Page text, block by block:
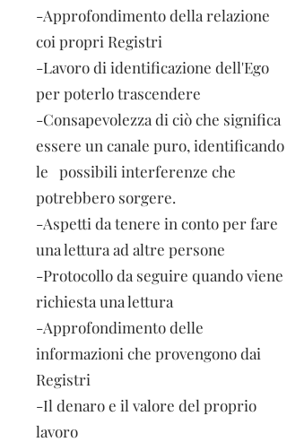
-Approfondimento della relazione
coi propri Registri
-Lavoro di identificazione dell'Ego
per poterlo trascendere
-Consapevolezza di ciò che significa
essere un canale puro, identificando
le possibili interferenze che
potrebbero sorgere.
-Aspetti da tenere in conto per fare
una lettura ad altre persone
-Protocollo da seguire quando viene
richiesta una lettura
-Approfondimento delle
informazioni che provengono dai
Registri
-Il denaro e il valore del proprio
lavoro